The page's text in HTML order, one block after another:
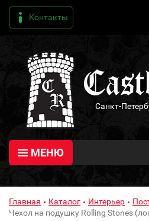
Контакты
Санкт-
МЕНЮ
Главная Каталог Интерьер
Чехол на подушку Rolling Stones